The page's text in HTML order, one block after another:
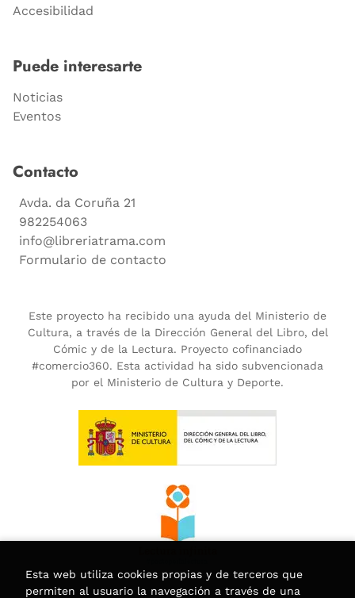
Accesibilidad
Puede interesarte
Noticias
Eventos
Contacto
Avda. da Coruña 21
982254063
info@libreriatrama.com
Formulario de contacto
Este proyecto ha recibido una ayuda del Ministerio de
Cultura, a través de la Dirección General del Libro, del
Cómic y de la Lectura. Proyecto cofinanciado
#comercio360. Esta actividad ha sido subvencionada
por el Ministerio de Cultura y Deporte.
Esta web utiliza cookies propias y de terceros que
permiten al usuario la navegación a través de una